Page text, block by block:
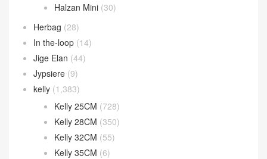
Halzan Mini (30)
Herbag (28)
In the-loop (14)
Jige Elan (44)
Jypsiere (9)
kelly (1,383)
Kelly 25CM (728)
Kelly 28CM (350)
Kelly 32CM (55)
Kelly 35CM (6)